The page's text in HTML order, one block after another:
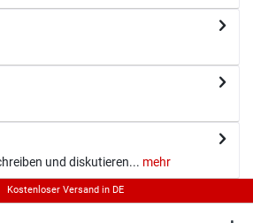
und diskutieren... mehr
Kostenloser Versand in DE